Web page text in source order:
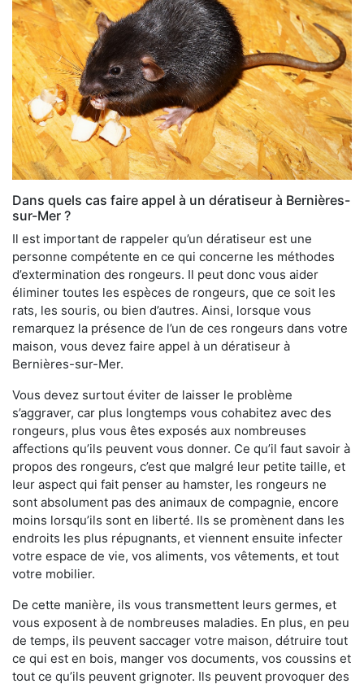
Dans quels cas faire appel à un dératiseur à Bernières-
sur-Mer ?
Il est important de rappeler qu’un dératiseur est une
personne compétente en ce qui concerne les méthodes
d’extermination des rongeurs. Il peut donc vous aider
éliminer toutes les espèces de rongeurs, que ce soit les
rats, les souris, ou bien d’autres. Ainsi, lorsque vous
remarquez la présence de l’un de ces rongeurs dans votre
maison, vous devez faire appel à un dératiseur à
Bernières-sur-Mer.
Vous devez surtout éviter de laisser le problème
s’aggraver, car plus longtemps vous cohabitez avec des
rongeurs, plus vous êtes exposés aux nombreuses
affections qu’ils peuvent vous donner. Ce qu’il faut savoir à
propos des rongeurs, c’est que malgré leur petite taille, et
leur aspect qui fait penser au hamster, les rongeurs ne
sont absolument pas des animaux de compagnie, encore
moins lorsqu’ils sont en liberté. Ils se promènent dans les
endroits les plus répugnants, et viennent ensuite infecter
votre espace de vie, vos aliments, vos vêtements, et tout
votre mobilier.
De cette manière, ils vous transmettent leurs germes, et
vous exposent à de nombreuses maladies. En plus, en peu
de temps, ils peuvent saccager votre maison, détruire tout
ce qui est en bois, manger vos documents, vos coussins et
tout ce qu’ils peuvent grignoter. Ils peuvent provoquer des